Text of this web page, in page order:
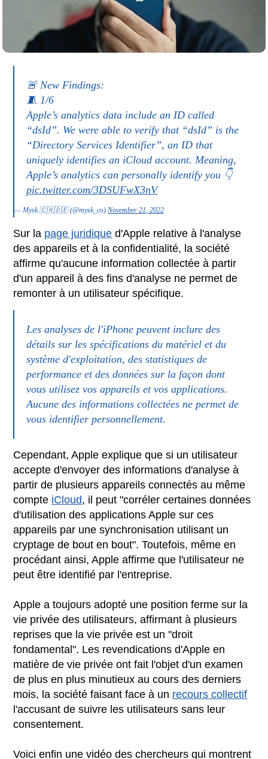
🚨 New Findings:
🧵 1/6
Apple’s analytics data include an ID called
“dsId”. We were able to verify that “dsId” is the
“Directory Services Identifier”, an ID that
uniquely identifies an iCloud account. Meaning,
Apple’s analytics can personally identify you 👇
pic.twitter.com/3DSUFwX3nV
— Mysk 🇨🇦🇩🇪 (@mysk_co) November 21, 2022
Sur la page juridique d'Apple relative à l'analyse
des appareils et à la confidentialité, la société
affirme qu'aucune information collectée à partir
d'un appareil à des fins d'analyse ne permet de
remonter à un utilisateur spécifique.
Les analyses de l'iPhone peuvent inclure des
détails sur les spécifications du matériel et du
système d'exploitation, des statistiques de
performance et des données sur la façon dont
vous utilisez vos appareils et vos applications.
Aucune des informations collectées ne permet de
vous identifier personnellement.
Cependant, Apple explique que si un utilisateur
accepte d'envoyer des informations d'analyse à
partir de plusieurs appareils connectés au même
compte iCloud, il peut "corréler certaines données
d'utilisation des applications Apple sur ces
appareils par une synchronisation utilisant un
cryptage de bout en bout". Toutefois, même en
procédant ainsi, Apple affirme que l'utilisateur ne
peut être identifié par l'entreprise.
Apple a toujours adopté une position ferme sur la
vie privée des utilisateurs, affirmant à plusieurs
reprises que la vie privée est un "droit
fondamental". Les revendications d'Apple en
matière de vie privée ont fait l'objet d'un examen
de plus en plus minutieux au cours des derniers
mois, la société faisant face à un recours collectif
l'accusant de suivre les utilisateurs sans leur
consentement.
Voici enfin une vidéo des chercheurs qui montrent